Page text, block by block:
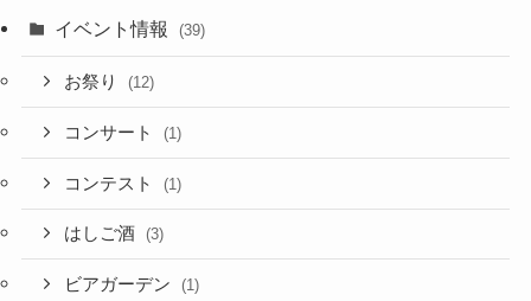
イベント情報 (39)
お祭り (12)
コンサート (1)
コンテスト (1)
はしご酒 (3)
ビアガーデン (1)